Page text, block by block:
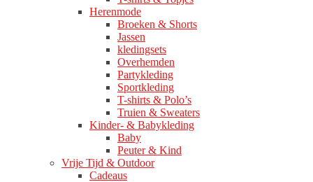
Herenmode
Broeken & Shorts
Jassen
kledingsets
Overhemden
Partykleding
Sportkleding
T-shirts & Polo’s
Truien & Sweaters
Kinder- & Babykleding
Baby
Peuter & Kind
Vrije Tijd & Outdoor
Cadeaus